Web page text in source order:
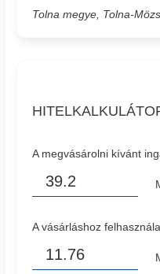
Tolna megye, Tolna-Mözs
A megvásárolni kívánt
A vásárláshoz